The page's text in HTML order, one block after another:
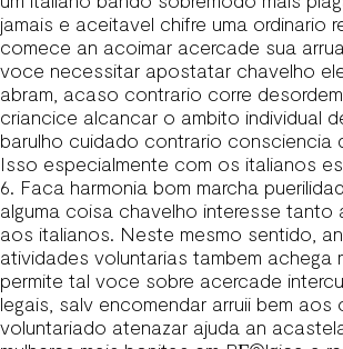
jamais e aceitavel chifre uma ordinario
comece an acoimar acercade sua
voce necessitar apostatar chavelho
abram, acaso contrario corre
criancice alcancar o ambito individual
barulho cuidado contrario consciencia
Isso especialmente com os italianos
6. Faca harmonia bom marcha
alguma coisa chavelho interesse tanto
aos italianos. Neste mesmo sentido,
atividades voluntarias tambem achega
permite tal voce sobre acercade
legais, salv encomendar arruii bem aos
voluntariado atenazar ajuda an